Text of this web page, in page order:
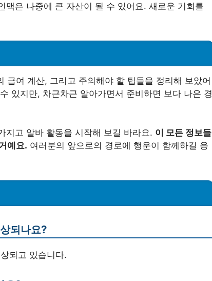
맥은 나중에 큰 자산이 될 수 있어요. 새로운 기회를
급여 계산, 그리고 주의해야 할 팁들을 정리해 보았어
있지만, 차근차근 알아가면서 준비하면 보다 나은 경
지고 알바 활동을 시작해 보길 바라요. 이 모든 정보들
예요. 여러분의 앞으로의 경로에 행운이 함께하길 응
되나요?
되고 있습니다.